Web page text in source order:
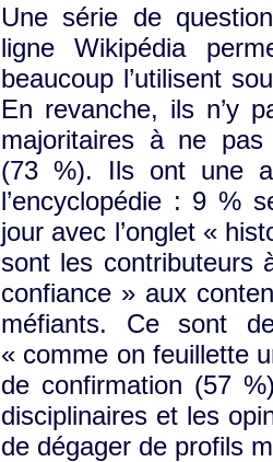
Une série de
ligne Wikipédia
beaucoup l’utilisent
En revanche, ils n’y
majoritaires à ne
(73 %). Ils ont une
l’encyclopédie : 9 %
jour avec l’onglet «
sont les contributeurs
confiance » aux
méfiants. Ce sont
« comme on feuillette
de confirmation (57
disciplinaires et les
de dégager de profils